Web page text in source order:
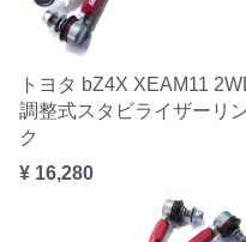
トヨタ bZ4X XEAM11
調整式スタビライザーリ
ク
¥ 16,280